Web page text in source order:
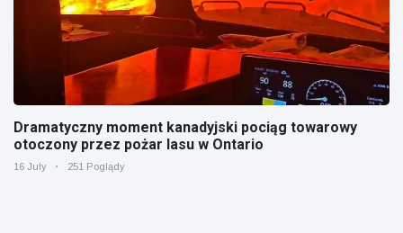
Dramatyczny moment kanadyjski pociąg towarowy
otoczony przez pożar lasu w Ontario
16 July 251 Poglądy